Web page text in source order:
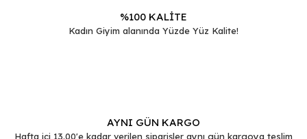
%100 KALİTE
Kadın Giyim alanında Yüzde Yüz Kalite!
AYNI GÜN KARGO
Hafta içi 13.00'e kadar verilen siparişler aynı gün kargoya teslim